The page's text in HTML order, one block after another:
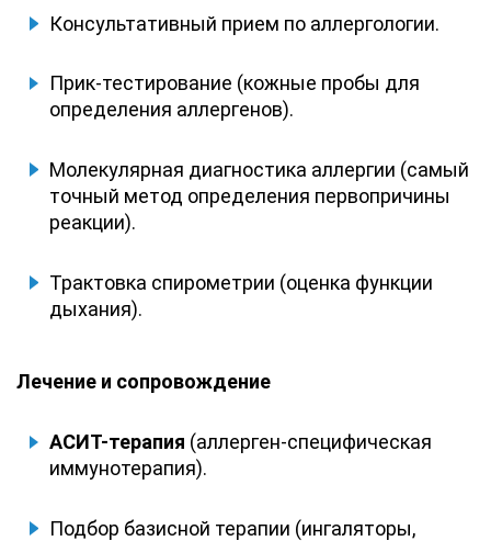
Консультативный прием по аллергологии.
Прик-тестирование (кожные пробы для
определения аллергенов).
Молекулярная диагностика аллергии (самый
точный метод определения первопричины
реакции).
Трактовка спирометрии (оценка функции
дыхания).
Лечение и сопровождение
АСИТ-терапия (аллерген-специфическая
иммунотерапия).
Подбор базисной терапии (ингаляторы,